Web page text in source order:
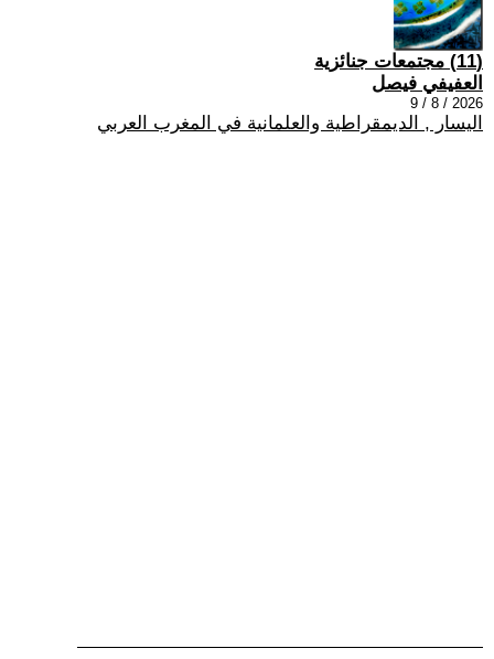
(11) مجتمعات جنائزية
العفيفي فيصل
2026 / 8 / 9
اليسار , الديمقراطية والعلمانية في المغرب العربي